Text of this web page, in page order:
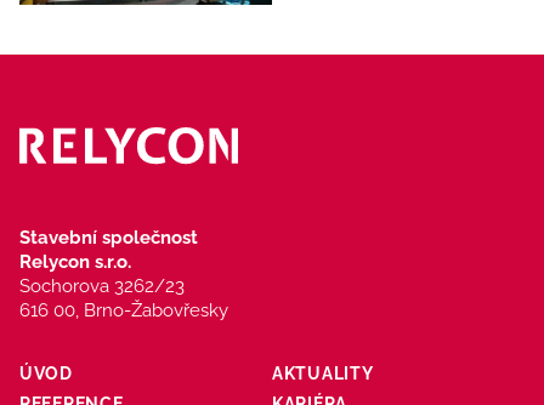
Stavební společnost
Relycon s.r.o.
Sochorova 3262/23
616 00, Brno-Žabovřesky
ÚVOD
AKTUALITY